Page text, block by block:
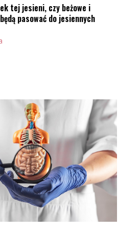
tej jesieni, czy beżowe i
pasować do jesiennych